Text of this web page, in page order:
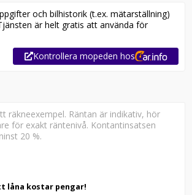
och bilhistorik (t.ex. mätarställning)
är helt gratis att använda för
Kontrollera mopeden hos
räkneexempel. Räntan är indikativ, hör
för exakt räntenivå. Kontantinsatsen
20 %.
låna kostar pengar!